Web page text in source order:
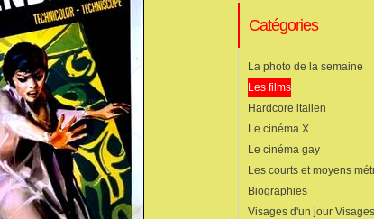
Catégories
La photo de la semaine
Les films
Hardcore italien
Le cinéma X
Le cinéma gay
Les courts et moyens
Biographies
Visages d'un jour